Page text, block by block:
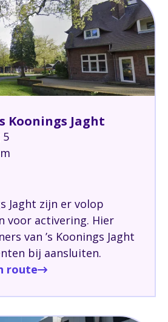
Koonings Jaght
5
Jaght zijn er volop
voor activering. Hier
van ’s Koonings Jaght
bij aansluiten.
route